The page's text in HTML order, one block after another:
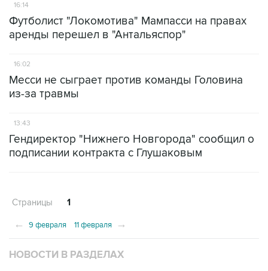
16:14
Футболист "Локомотива" Мампасси на правах
аренды перешел в "Антальяспор"
16:02
Месси не сыграет против команды Головина
из-за травмы
13:43
Гендиректор "Нижнего Новгорода" сообщил о
подписании контракта с Глушаковым
Страницы 1
← 9 февраля 11 февраля →
НОВОСТИ В РАЗДЕЛАХ